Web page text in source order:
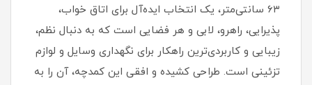
۶۳ سانتی‌متر، یک انتخاب ایده‌آل برای اتاق خواب،
پذیرایی، راهرو، لابی و هر فضایی است که به دنبال نظم،
زیبایی و کاربردی‌ترین راهکار برای نگهداری وسایل و لوازم
تزئینی است. طراحی کشیده و افقی این کمدچه، آن را به